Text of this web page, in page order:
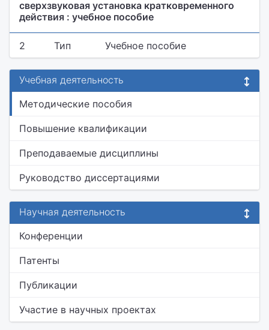
сверхзвуковая установка кратковременного
действия : учебное пособие
2 Тип Учебное пособие
Учебная деятельность
Методические пособия
Повышение квалификации
Преподаваемые дисциплины
Руководство диссертациями
Научная деятельность
Конференции
Патенты
Публикации
Участие в научных проектах